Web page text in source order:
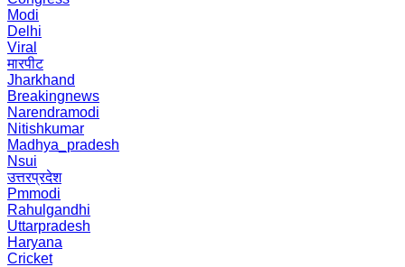
Modi
Delhi
Viral
मारपीट
Jharkhand
Breakingnews
Narendramodi
Nitishkumar
Madhya_pradesh
Nsui
उत्तरप्रदेश
Pmmodi
Rahulgandhi
Uttarpradesh
Haryana
Cricket